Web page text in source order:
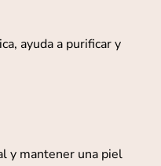
ayuda a purificar y
y mantener una piel